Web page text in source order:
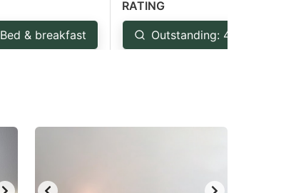
Bed & breakfast
RATING
Outstanding: 4.5+